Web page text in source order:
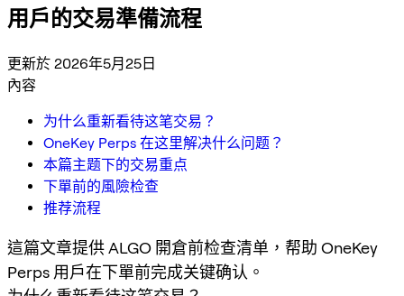
用戶的交易準備流程
更新於 2026年5月25日
內容
为什么重新看待这笔交易？
OneKey Perps 在这里解决什么问题？
本篇主题下的交易重点
下單前的風險检查
推荐流程
這篇文章提供 ALGO 開倉前检查清单，帮助 OneKey
Perps 用戶在下單前完成关键确认。